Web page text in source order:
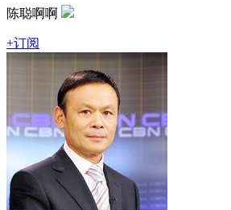
陈聪啊啊
+订阅